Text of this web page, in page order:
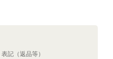
記（返品等）